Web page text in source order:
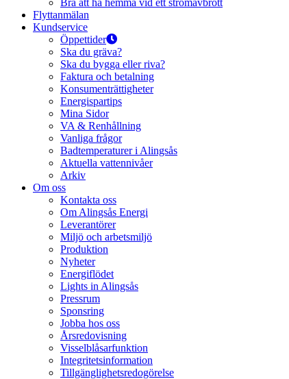
Bra att ha hemma vid ett strömavbrott
Flyttanmälan
Kundservice
Öppettider
Ska du gräva?
Ska du bygga eller riva?
Faktura och betalning
Konsumenträttigheter
Energispartips
Mina Sidor
VA & Renhållning
Vanliga frågor
Badtemperaturer i Alingsås
Aktuella vattennivåer
Arkiv
Om oss
Kontakta oss
Om Alingsås Energi
Leverantörer
Miljö och arbetsmiljö
Produktion
Nyheter
Energiflödet
Lights in Alingsås
Pressrum
Sponsring
Jobba hos oss
Årsredovisning
Visselblåsarfunktion
Integritetsinformation
Tillgänglighetsredogörelse